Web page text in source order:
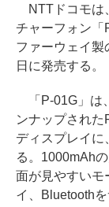
NTTドコモは
チャーフォン「
ファーウェイ製
日に発売する。
「P-01G」は
ンナップされ
ディスプレイに
る。1000mAh
面が見やすいモ
イ、Bluetooth